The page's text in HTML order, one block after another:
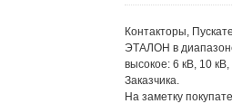
Контакторы,
ЭТАЛОН в
высокое: 6 кВ, 10
Заказчика.
На заметку